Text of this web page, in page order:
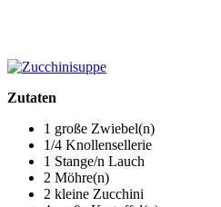
Zutaten
1 große Zwiebel(n)
1/4 Knollensellerie
1 Stange/n Lauch
2 Möhre(n)
2 kleine Zucchini